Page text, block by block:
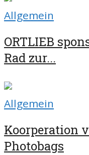
Allgemein
ORTLIEB
Rad zur...
Allgemein
Koorperation
Photobags